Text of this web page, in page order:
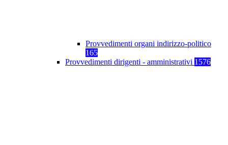
Provvedimenti organi indirizzo-politico
165
Provvedimenti dirigenti - amministrativi 1576